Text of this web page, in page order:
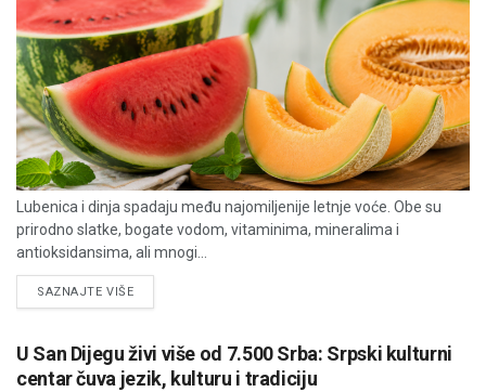
Lubenica i dinja spadaju među najomiljenije letnje voće. Obe su
prirodno slatke, bogate vodom, vitaminima, mineralima i
antioksidansima, ali mnogi...
SAZNAJTE VIŠEDETAILS
U San Dijegu živi više od 7.500 Srba: Srpski kulturni
centar čuva jezik, kulturu i tradiciju